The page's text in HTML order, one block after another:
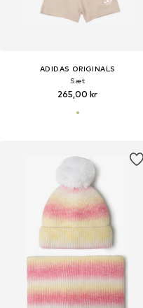
ADIDAS ORIGINALS
Sæt
265,00 kr